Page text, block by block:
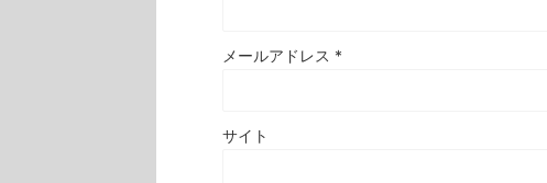
メールアドレス *
サイト